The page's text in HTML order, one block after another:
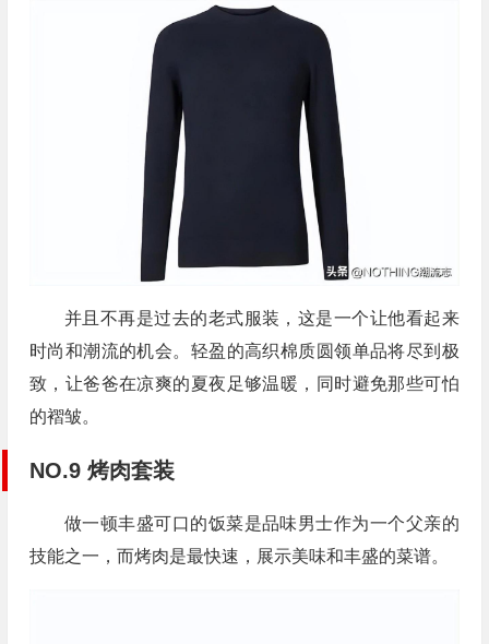
并且不再是过去的老式服装，这是一个让他看起来
时尚和潮流的机会。轻盈的高织棉质圆领单品将尽到极
致，让爸爸在凉爽的夏夜足够温暖，同时避免那些可怕
的褶皱。
NO.9 烤肉套装
做一顿丰盛可口的饭菜是品味男士作为一个父亲的
技能之一，而烤肉是最快速，展示美味和丰盛的菜谱。